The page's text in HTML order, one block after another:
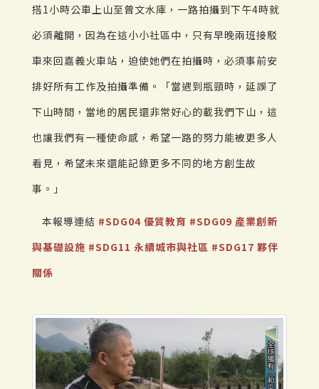
搭1小時公車上山至曾文水庫，一路拍攝到下午4時就
必須離開，因為在這小小社區中，只有早晚兩班接駁
車來回嘉義火車站，迫使她們在拍攝時，必須事前安
排好所有工作及拍攝準備。「當遇到瓶頸時，延誤了
下山時間，當地的居民還非常好心的載我們下山，這
也讓我們有一種使命感，希望一路的努力能被更多人
看見，希望未來還能記錄更多不同的地方創生故
事。」
本報導連結 #SDG04 優質教育 #SDG09 產業創新
與基礎設施 #SDG11 永續城市與社區 #SDG17 夥伴
關係